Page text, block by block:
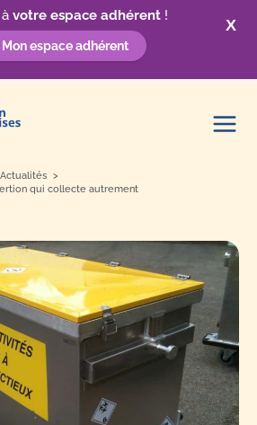
X
votre espace adhérent!
Mon espace adhérent
Actualités
qui collecte autrement